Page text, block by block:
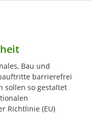
Bau und
barrierefrei
sollen so gestaltet
Richtlinie (EU)